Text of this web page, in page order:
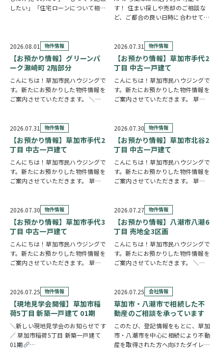
したい」「住宅ローンについて相談
せて選べる4つの見学コースをご用
意しています。 …
す！ 住まい探しや売却のご相談な
ど、ご都合の良い日時に合わせてホ
望の日程を選んで、必要事項を入力
するだけで予約完了！ 「まずは相
談だけしたい」「気…
2026.08.01 物件情報
【お預かり情報】グリーンパ
ーク瀬崎町 2階部分
こんにちは！草加市民ハウジングで
す。新たにお預かりした物件情報を
ご案内させていただきます。 ＼弊
チェック✓ 三方角部屋のため、日中
は陽当り良好で明るい室内環境が保
たれていま…
2026.07.31 物件情報
【お預かり情報】草加市手代2
丁目 中古一戸建て
こんにちは！草加市民ハウジングで
す。新たにお預かりした物件情報を
ご案内させていただきます。 草加
2026.07.31
物件情報
【お預かり情報】草加市手代2
丁目 中古一戸建て
こんにちは！草加市民ハウジングで
す。新たにお預かりした物件情報を
ご案内させていただきます。 草加
坪の広々とした敷地に建つ、大手ハ
ウスメーカー施工の住まいです。シ
ャッター付き…
2026.07.30 物件情報
【お預かり情報】草加市北谷2
丁目 中古一戸建て
こんにちは！草加市民ハウジングで
す。新たにお預かりした物件情報を
ご案内させていただきます。 草加
角地に建つ、6LDKのお住まいで
す。事務所スペースを備えており、
在宅ワークや…
2026.07.30 物件情報
【お預かり情報】草加市手代3
丁目 中古一戸建て
こんにちは！草加市民ハウジングで
す。新たにお預かりした物件情報を
ご案内させていただきます。 草加
宅からスーパー・ドラッグストアま
で徒歩3分圏内と、買い物に便利な
立地です。2…
2026.07.27 物件情報
【お預かり情報】八潮市八潮6
丁目 売地全3区画
こんにちは！草加市民ハウジングで
す。新たにお預かりした物件情報を
ご案内させていただきます。 ＼弊
ら〇2区画の詳細情報はこちら〇3
区画の詳細情報はこちら
クリッ
クで詳しい情…
2026.07.25 物件情報
【現地見学会開催】草加市稲
荷5丁目 新築一戸建て 01期
＼新しい現地見学会のお知らせです
／ 草加市稲荷5丁目 新築一戸建て
01期
2026.07.25 会社情報
草加市・八潮市で相続した不
動産のご相談を承っています
このたび、登記情報をもとに、草加
市・八潮市を中心に相続により不動
産を取得された方へ向けたダイレク